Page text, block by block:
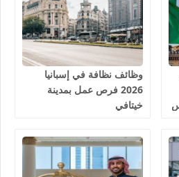
وظائف نظافة في إسبانيا
2026 فرص عمل بمدينة
خيتافي